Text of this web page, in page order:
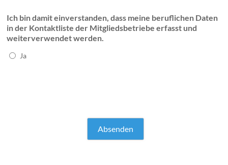
Ich bin damit einverstanden, dass meine beruflichen Daten
in der Kontaktliste der Mitgliedsbetriebe erfasst und
weiterverwendet werden.
Ja